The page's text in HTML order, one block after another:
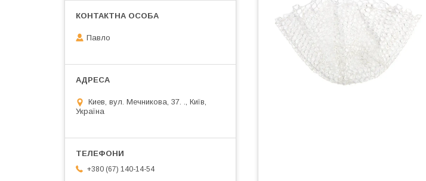
Павло
Киев, вул. Мечникова, 37. ., Київ,
Україна
+380 (67) 140-14-54